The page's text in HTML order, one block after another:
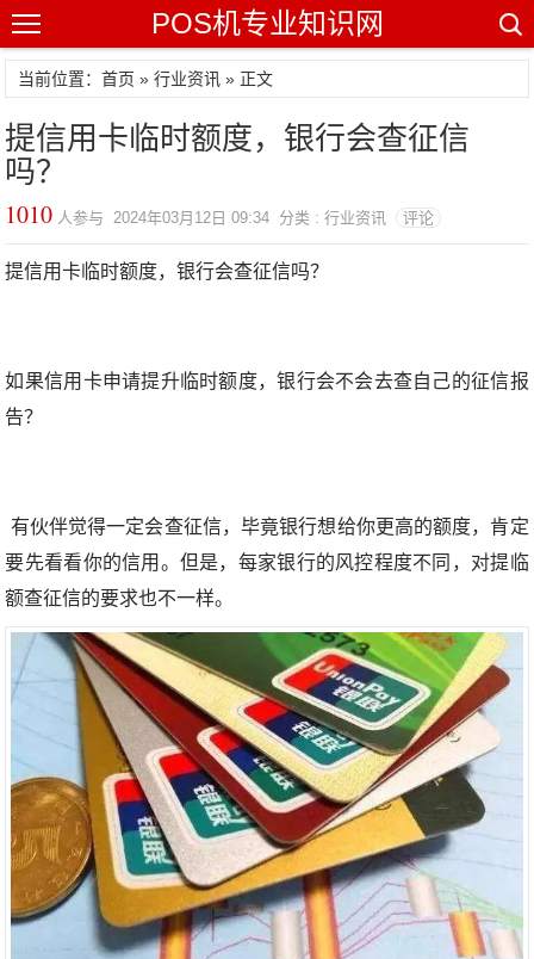
POS机专业知识网
当前位置：首页 »行业资讯 » 正文
提信用卡临时额度，银行会查征信
吗？
1010 人参与 2024年03月12日 09:34 分类 : 行业资讯 评论
提信用卡临时额度，银行会查征信吗？
如果信用卡申请提升临时额度，银行会不会去查自己的征信报
告？
有伙伴觉得一定会查征信，毕竟银行想给你更高的额度，肯定
要先看看你的信用。但是，每家银行的风控程度不同，对提临
额查征信的要求也不一样。